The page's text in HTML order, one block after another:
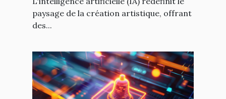
paysage de la création artistique, offrant
des...